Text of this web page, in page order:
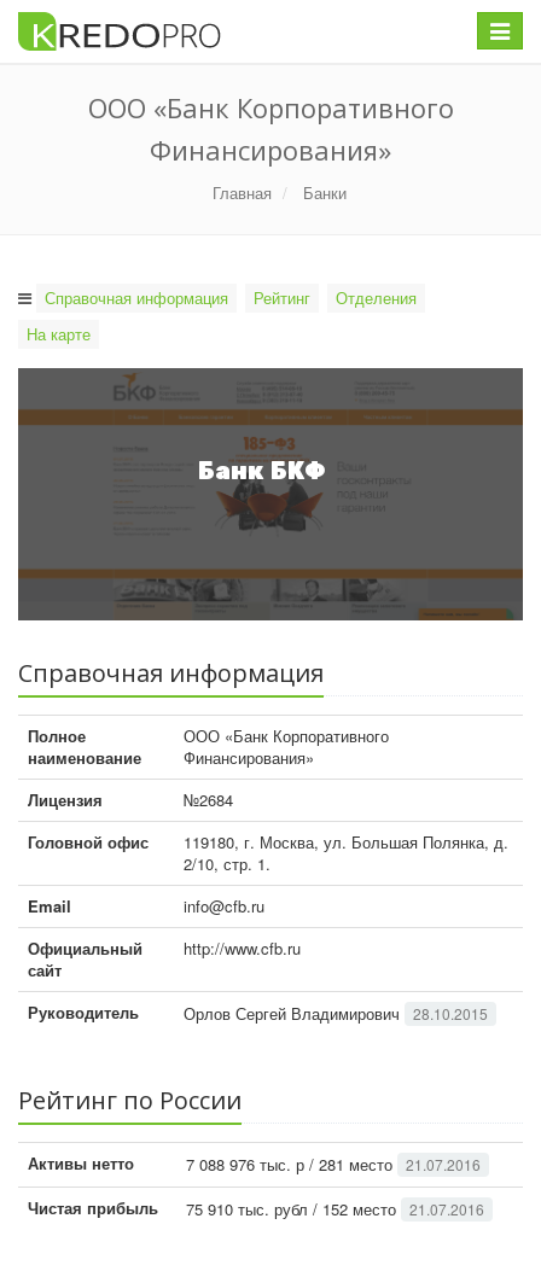
Меню
ООО «Банк Корпоративного
Финансирования»
Главная Банки
Справочная информация Рейтинг
Отделения
На карте
Банк БКФ
Справочная информация
Полное
наименование
ООО «Банк Корпоративного
Финансирования»
Лицензия
№2684
Головной офис
119180, г. Москва, ул. Большая Полянка, д.
2/10, стр. 1.
Email
info@cfb.ru
Официальный
сайт
http://www.cfb.ru
Руководитель Орлов Сергей Владимирович 28.10.2015
Рейтинг по России
Активы нетто 7 088 976 тыс. р / 281 место 21.07.2016
Чистая прибыль 75 910 тыс. рубл / 152 место 21.07.2016